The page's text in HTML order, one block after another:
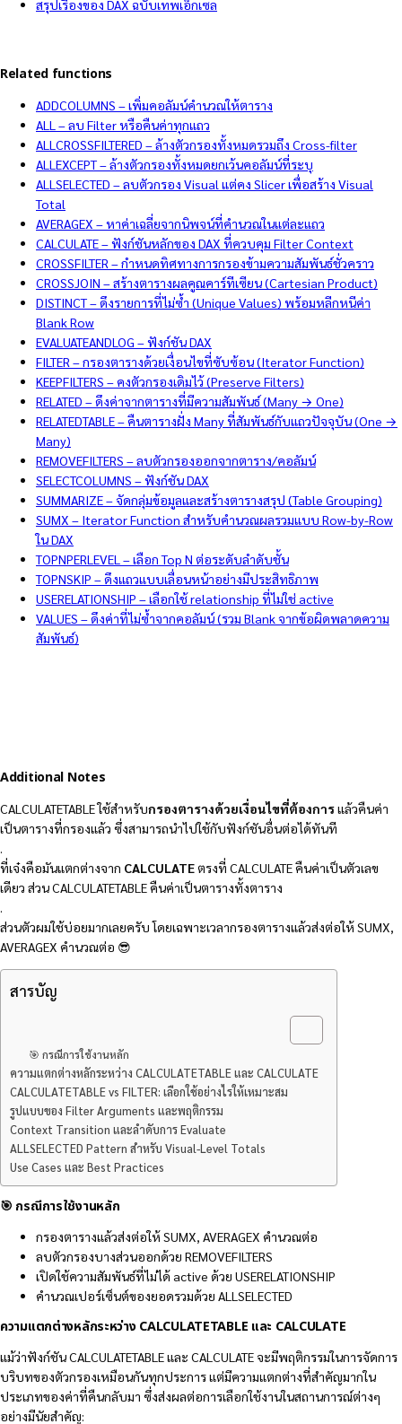
สรุปเรื่องของ DAX ฉบับเทพเอ็กเซล
Related functions
ADDCOLUMNS – เพิ่มคอลัมน์คำนวณให้ตาราง
ALL – ลบ Filter หรือคืนค่าทุกแถว
ALLCROSSFILTERED – ล้างตัวกรองทั้งหมดรวมถึง Cross-filter
ALLEXCEPT – ล้างตัวกรองทั้งหมดยกเว้นคอลัมน์ที่ระบุ
ALLSELECTED – ลบตัวกรอง Visual แต่คง Slicer เพื่อสร้าง Visual
Total
AVERAGEX – หาค่าเฉลี่ยจากนิพจน์ที่คำนวณในแต่ละแถว
CALCULATE – ฟังก์ชันหลักของ DAX ที่ควบคุม Filter Context
CROSSFILTER – กำหนดทิศทางการกรองข้ามความสัมพันธ์ชั่วคราว
CROSSJOIN – สร้างตารางผลคูณคาร์ทีเซียน (Cartesian Product)
DISTINCT – ดึงรายการที่ไม่ซ้ำ (Unique Values) พร้อมหลีกหนีค่า
Blank Row
EVALUATEANDLOG – ฟังก์ชัน DAX
FILTER – กรองตารางด้วยเงื่อนไขที่ซับซ้อน (Iterator Function)
KEEPFILTERS – คงตัวกรองเดิมไว้ (Preserve Filters)
RELATED – ดึงค่าจากตารางที่มีความสัมพันธ์ (Many → One)
RELATEDTABLE – คืนตารางฝั่ง Many ที่สัมพันธ์กับแถวปัจจุบัน (One →
Many)
REMOVEFILTERS – ลบตัวกรองออกจากตาราง/คอลัมน์
SELECTCOLUMNS – ฟังก์ชัน DAX
SUMMARIZE – จัดกลุ่มข้อมูลและสร้างตารางสรุป (Table Grouping)
SUMX – Iterator Function สำหรับคำนวณผลรวมแบบ Row-by-Row
ใน DAX
TOPNPERLEVEL – เลือก Top N ต่อระดับลำดับชั้น
TOPNSKIP – ดึงแถวแบบเลื่อนหน้าอย่างมีประสิทธิภาพ
USERELATIONSHIP – เลือกใช้ relationship ที่ไม่ใช่ active
VALUES – ดึงค่าที่ไม่ซ้ำจากคอลัมน์ (รวม Blank จากข้อผิดพลาดความ
สัมพันธ์)
Additional Notes
CALCULATETABLE ใช้สำหรับกรองตารางด้วยเงื่อนไขที่ต้องการแล้วคืนค่า
เป็นตารางที่กรองแล้ว ซึ่งสามารถนำไปใช้กับฟังก์ชันอื่นต่อได้ทันที
.
ที่เจ๋งคือมันแตกต่างจาก CALCULATEตรงที่ CALCULATE คืนค่าเป็นตัวเลข
เดียว ส่วน CALCULATETABLE คืนค่าเป็นตารางทั้งตาราง
.
ส่วนตัวผมใช้บ่อยมากเลยครับ โดยเฉพาะเวลากรองตารางแล้วส่งต่อให้ SUMX,
AVERAGEX คำนวณต่อ 😎
สารบัญ
🎯 กรณีการใช้งานหลัก
ความแตกต่างหลักระหว่าง CALCULATETABLE และ CALCULATE
CALCULATETABLE vs FILTER: เลือกใช้อย่างไรให้เหมาะสม
รูปแบบของ Filter Arguments และพฤติกรรม
Context Transition และลำดับการ Evaluate
ALLSELECTED Pattern สำหรับ Visual-Level Totals
Use Cases และ Best Practices
🎯 กรณีการใช้งานหลัก
กรองตารางแล้วส่งต่อให้ SUMX, AVERAGEX คำนวณต่อ
ลบตัวกรองบางส่วนออกด้วย REMOVEFILTERS
เปิดใช้ความสัมพันธ์ที่ไม่ได้ active ด้วย USERELATIONSHIP
คำนวณเปอร์เซ็นต์ของยอดรวมด้วย ALLSELECTED
ความแตกต่างหลักระหว่าง CALCULATETABLE และ CALCULATE
แม้ว่าฟังก์ชัน CALCULATETABLE และ CALCULATE จะมีพฤติกรรมในการจัดการ
บริบทของตัวกรองเหมือนกันทุกประการ แต่มีความแตกต่างที่สำคัญมากใน
ประเภทของค่าที่คืนกลับมา ซึ่งส่งผลต่อการเลือกใช้งานในสถานการณ์ต่างๆ
อย่างมีนัยสำคัญ: